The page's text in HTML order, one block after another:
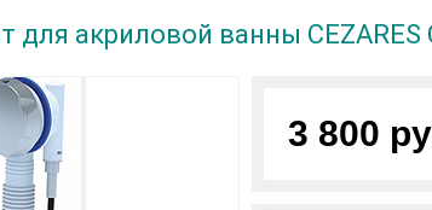
акриловой ванны CEZARES
3 800